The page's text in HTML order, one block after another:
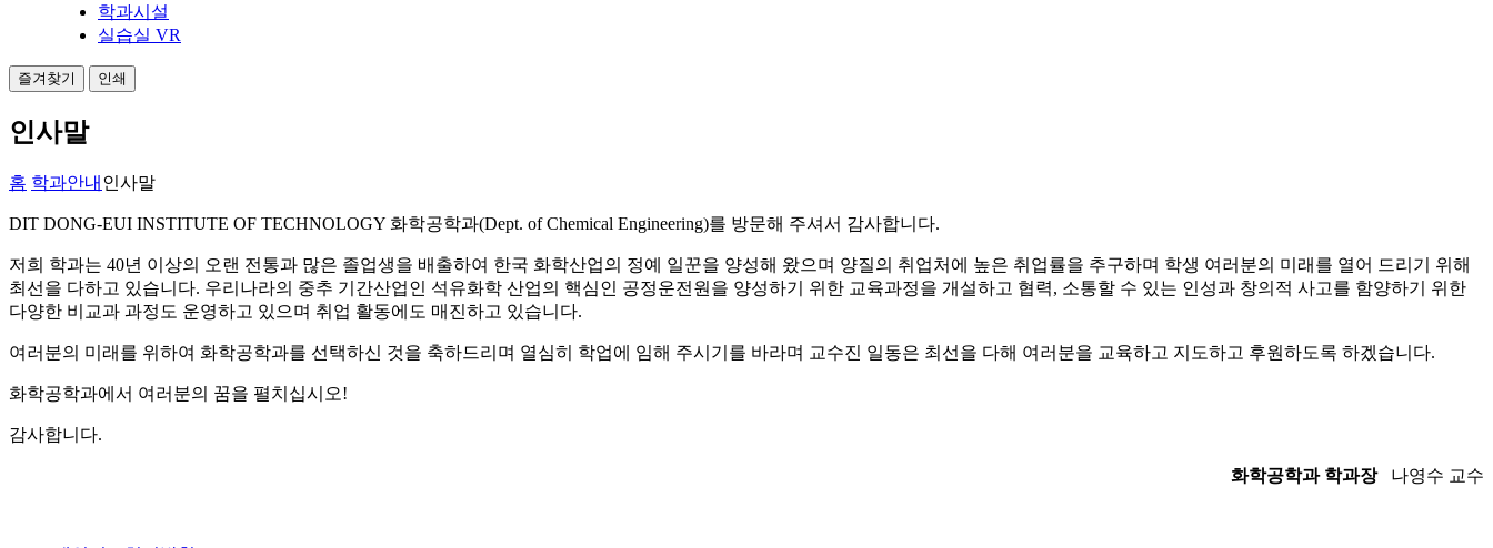
학과시설
실습실 VR
즐겨찾기 인쇄
인사말
홈 학과안내 인사말
DIT DONG-EUI INSTITUTE OF TECHNOLOGY 화학공학과(Dept. of Chemical Engineering)를 방문해 주셔서 감사합니다.
저희 학과는 40년 이상의 오랜 전통과 많은 졸업생을 배출하여 한국 화학산업의 정예 일꾼을 양성해 왔으며 양질의 취업처에 높은 취업률을 추구하며 학생 여러분의 미래를 열어 드리기 위해
최선을 다하고 있습니다. 우리나라의 중추 기간산업인 석유화학 산업의 핵심인 공정운전원을 양성하기 위한 교육과정을 개설하고 협력, 소통할 수 있는 인성과 창의적 사고를 함양하기 위한
다양한 비교과 과정도 운영하고 있으며 취업 활동에도 매진하고 있습니다.
여러분의 미래를 위하여 화학공학과를 선택하신 것을 축하드리며 열심히 학업에 임해 주시기를 바라며 교수진 일동은 최선을 다해 여러분을 교육하고 지도하고 후원하도록 하겠습니다.
화학공학과에서 여러분의 꿈을 펼치십시오!
감사합니다.
화학공학과 학과장나영수 교수